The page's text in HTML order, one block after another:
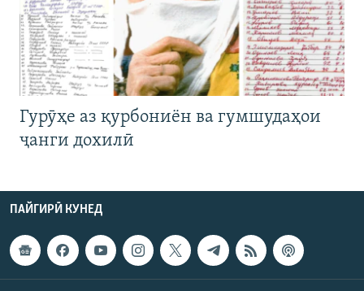
Гурӯҳе аз қурбониён ва гумшудаҳои
ҷанги дохилӣ
ПАЙГИРӢ КУНЕД